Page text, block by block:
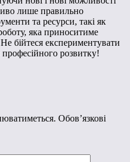
лише правильно
та ресурси, такі як
яка приноситиме
бійтеся експериментувати
розвитку!
Обов’язкові